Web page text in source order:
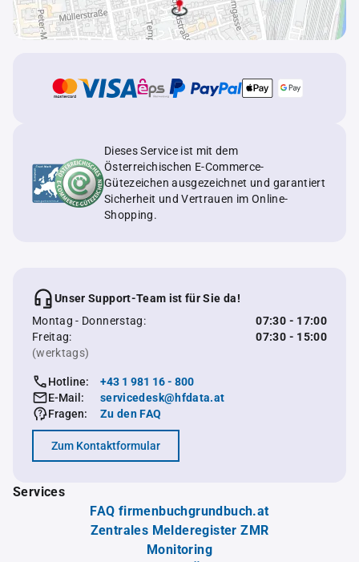
Dieses Service ist mit dem
Österreichischen E-Commerce-
Gütezeichen ausgezeichnet und garantiert
Sicherheit und Vertrauen im Online-
Shopping.
Unser Support-Team ist für Sie da!
Montag - Donnerstag:
07:30 - 17:00
Freitag:
07:30 - 15:00
(werktags)
Hotline:
+43 1 981 16 - 800
E-Mail:
servicedesk@hfdata.at
Fragen:
Zu den FAQ
Zum Kontaktformular
Services
FAQ firmenbuchgrundbuch.at
Zentrales Melderegister ZMR
Monitoring